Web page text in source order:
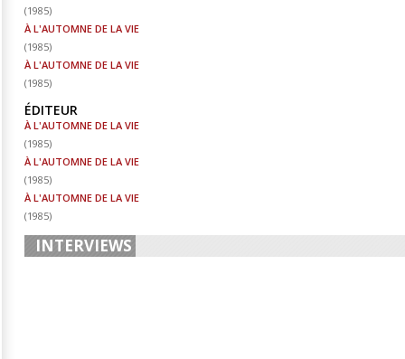
(1985)
À L'AUTOMNE DE LA VIE
(1985)
À L'AUTOMNE DE LA VIE
(1985)
ÉDITEUR
À L'AUTOMNE DE LA VIE
(1985)
À L'AUTOMNE DE LA VIE
(1985)
À L'AUTOMNE DE LA VIE
(1985)
INTERVIEWS